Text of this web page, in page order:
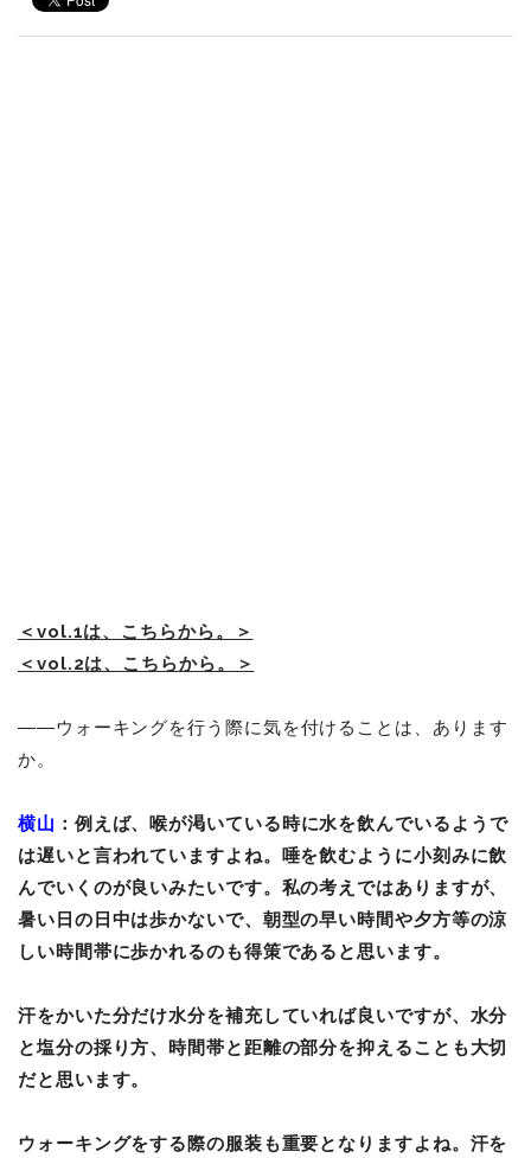
＜ vol.1は、こちらから。＞
＜ vol.2は、こちらから。＞
――ウォーキングを行う際に気を付けることは、あります
か。
横山 ：例えば、喉が渇いている時に水を飲んでいるようで
は遅いと言われていますよね。唾を飲むように小刻みに飲
んでいくのが良いみたいです。私の考えではありますが、
暑い日の日中は歩かないで、朝型の早い時間や夕方等の涼
しい時間帯に歩かれるのも得策であると思います。
汗をかいた分だけ水分を補充していれば良いですが、水分
と塩分の採り方、時間帯と距離の部分を抑えることも大切
だと思います。
ウォーキングをする際の服装も重要となりますよね。汗を